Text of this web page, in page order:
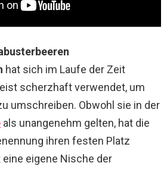
hat sich im Laufe der Zeit
scherzhaft verwendet, um
umschreiben. Obwohl sie in der
als unangenehm gelten, hat die
ihren festen Platz
eigene Nische der